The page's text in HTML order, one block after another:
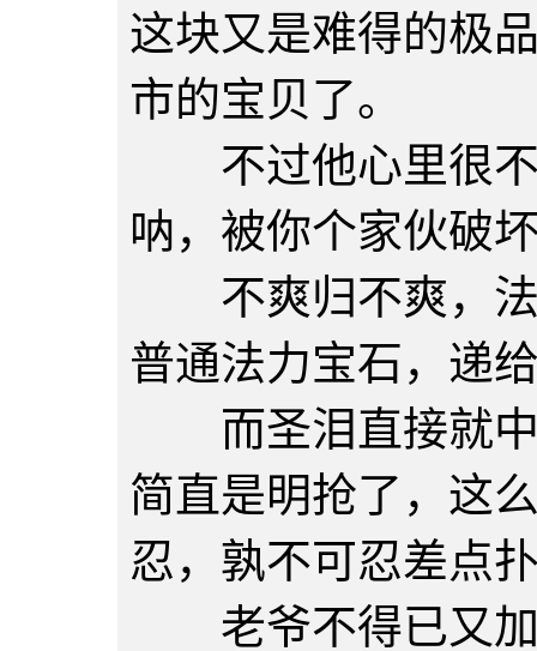
这块又是难得的极
市的宝贝了。
不过他心里很不
呐，被你个家伙破
不爽归不爽，法
普通法力宝石，递
而圣泪直接就中
简直是明抢了，这
忍，孰不可忍差点
老爷不得已又加